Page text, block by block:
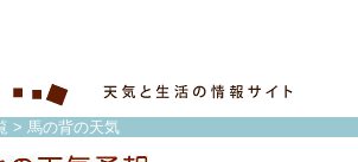
> 馬の背の天気